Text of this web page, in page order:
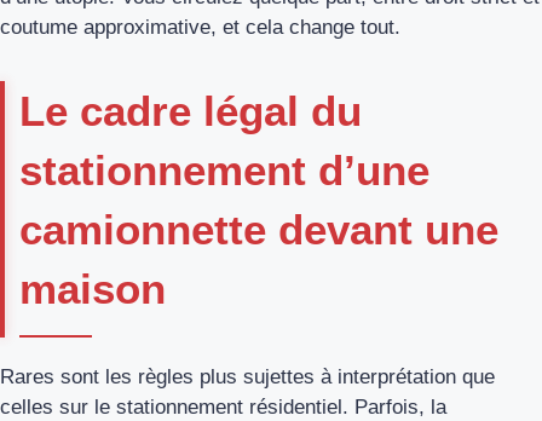
coutume approximative, et cela change tout.
Le cadre légal du
stationnement d’une
camionnette devant une
maison
Rares sont les règles plus sujettes à interprétation que
celles sur le stationnement résidentiel. Parfois, la